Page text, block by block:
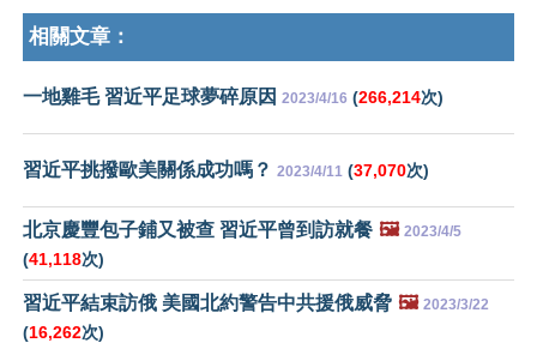
相關文章：
一地雞毛 習近平足球夢碎原因 2023/4/16 (266,214次)
習近平挑撥歐美關係成功嗎？ 2023/4/11 (37,070次)
北京慶豐包子鋪又被查 習近平曾到訪就餐 🖼️ 2023/4/5
(41,118次)
習近平結束訪俄 美國北約警告中共援俄威脅 🖼️ 2023/3/22
(16,262次)